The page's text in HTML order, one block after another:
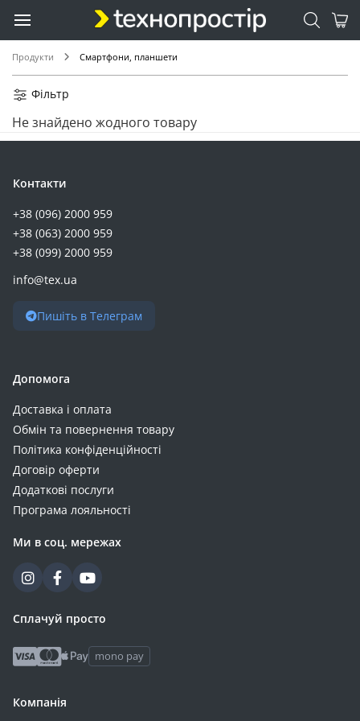
Продукти Смартфони, планшети
Фільтр
Не знайдено жодного товару
Контакти
+38 (096) 2000 959
+38 (063) 2000 959
+38 (099) 2000 959
info@tex.ua
Пишіть в Телеграм
Допомога
Доставка і оплата
Обмін та повернення товару
Політика конфіденційності
Договір оферти
Додаткові послуги
Програма лояльності
Ми в соц. мережах
Сплачуй просто
mono pay
Компанія